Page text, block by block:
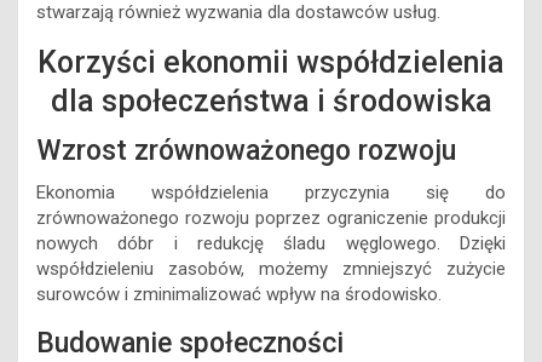
stwarzają również wyzwania dla dostawców usług.
Korzyści ekonomii współdzielenia
dla społeczeństwa i środowiska
Wzrost zrównoważonego rozwoju
Ekonomia współdzielenia przyczynia się do
zrównoważonego rozwoju poprzez ograniczenie produkcji
nowych dóbr i redukcję śladu węglowego. Dzięki
współdzieleniu zasobów, możemy zmniejszyć zużycie
surowców i zminimalizować wpływ na środowisko.
Budowanie społeczności